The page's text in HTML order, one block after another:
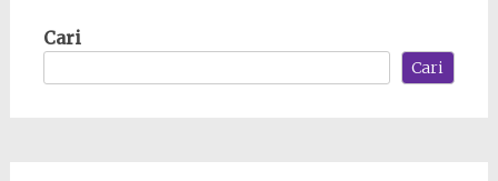
Cari
Cari